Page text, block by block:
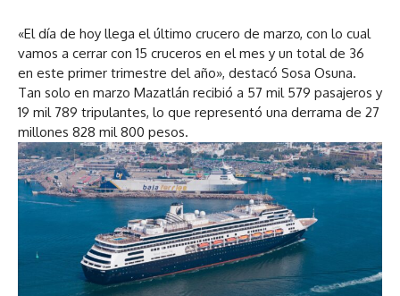
«El día de hoy llega el último crucero de marzo, con lo cual
vamos a cerrar con 15 cruceros en el mes y un total de 36
en este primer trimestre del año», destacó Sosa Osuna.
Tan solo en marzo Mazatlán recibió a 57 mil 579 pasajeros y
19 mil 789 tripulantes, lo que representó una derrama de 27
millones 828 mil 800 pesos.